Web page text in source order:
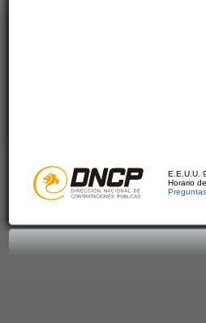
E.E.U.U.
Horario